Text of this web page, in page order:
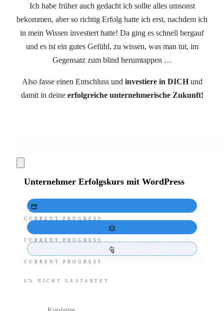
Ich habe früher auch gedacht ich sollte alles umsonst
bekommen, aber so richtig Erfolg hatte ich erst, nachdem ich
in mein Wissen investiert hatte! Da ging es schnell bergauf
und es ist ein gutes Gefühl, zu wissen, was man tut, im
Gegensatz zum blind herumtappen …
Also fasse einen Entschluss und investiere in DICHund
damit in deine erfolgreiche unternehmerische Zukunft!
Unternehmer Erfolgskurs mit WordPress
CURRENT PROGRESS
CURRENT PROGRESS
CURRENT PROGRESS
0% NICHT GESTARTET